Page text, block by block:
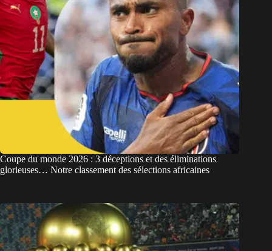
Coupe du monde 2026 : 3 déceptions et des éliminations
glorieuses… Notre classement des sélections africaines